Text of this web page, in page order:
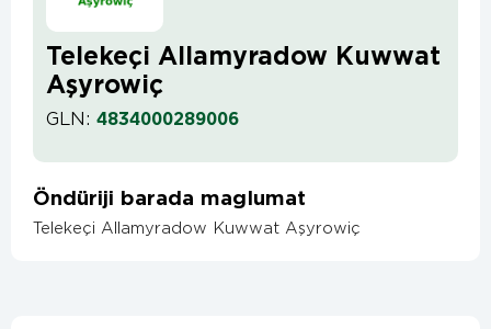
Telekeçi Allamyradow Kuwwat
Aşyrowiç
GLN: 4834000289006
Öndüriji barada maglumat
Telekeçi Allamyradow Kuwwat Aşyrowiç